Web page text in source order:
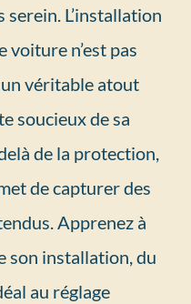
L’installation
voiture n’est pas
un véritable atout
soucieux de sa
de la protection,
de capturer des
Apprenez à
son installation, du
au réglage